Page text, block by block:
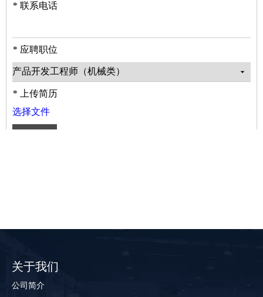
* 联系电话
* 应聘职位
*
上传简历
选择文件
关于我们
公司简介